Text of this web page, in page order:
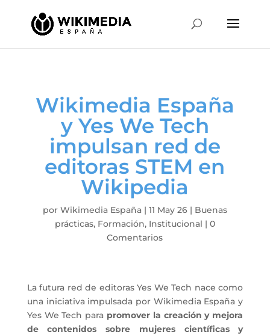
Wikimedia España
y Yes We Tech
impulsan red de
editoras STEM en
Wikipedia
por Wikimedia España| 11 May 26| Buenas
prácticas, Formación, Institucional | 0
Comentarios
La futura red de editoras Yes We Tech nace como
una iniciativa impulsada por Wikimedia España y
Yes We Tech para promover la creación y mejora
de contenidos sobre mujeres científicas y